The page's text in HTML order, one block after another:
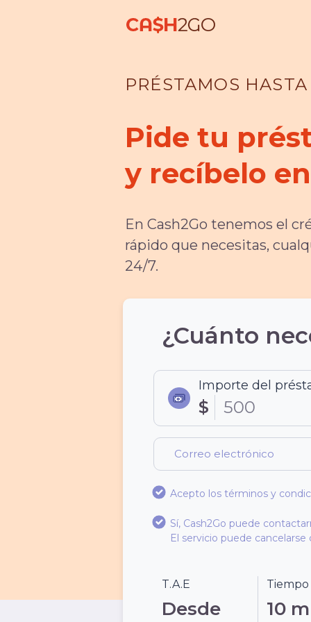
PRÉSTAMOS
Pide tu
y recíbelo
En Cash2Go tenemos el
rápido que necesitas,
24/7.
¿Cuánto
Importe del
$ 500
Acepto los términos y
Sí, Cash2Go puede
El servicio puede cancelarse
T.A.E
Desde 10